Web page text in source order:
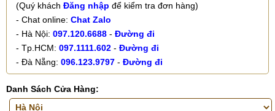
(Quý khách Đăng nhập để kiểm tra đơn hàng)
- Chat online: Chat Zalo
- Hà Nội: 097.120.6688 - Đường đi
- Tp.HCM: 097.1111.602 - Đường đi
- Đà Nẵng: 096.123.9797 - Đường đi
Danh Sách Cửa Hàng: